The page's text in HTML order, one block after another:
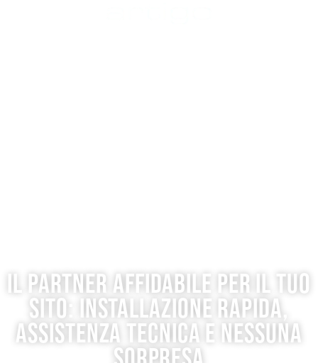
IL PARTNER AFFIDABILE PER IL TUO
SITO: INSTALLAZIONE RAPIDA,
ASSISTENZA TECNICA E NESSUNA